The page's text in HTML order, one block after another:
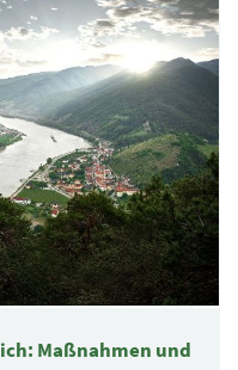
Maßnahmen und